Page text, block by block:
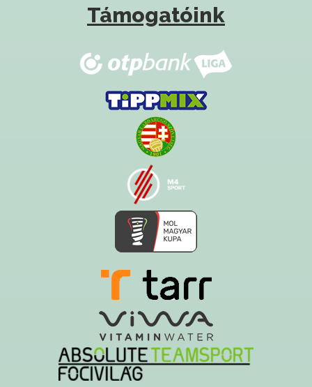
Ezt az oldalt a Hawk System készítette és üzemelteti!